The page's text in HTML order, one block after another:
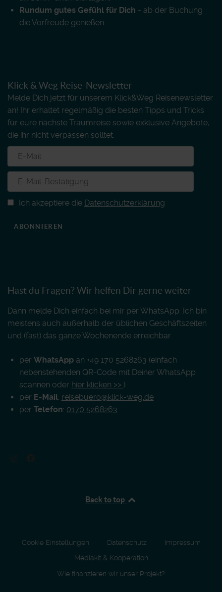
Rundum gutes Gefühl für Dich - ab der Buchung
die Vorfreude genießen
Klick & Weg Reise-Newsletter
Melde Dich jetzt für unserem Klick&Weg Reisenewsletter
an! Ihr erhaltet regelmäßig die besten Tipps und Tricks
für eure nächste Traumreise sowie exklusive Angebote,
die ihr nicht verpassen solltet.
Ich akzeptiere die Datenschutzerklärung
ABONNIEREN
Hast du Fragen? Wir helfen Dir gerne weiter
Dann melde Dich einfach bei mir per WhatsApp. Ich bin
meistens auch außerhalb der üblichen Geschäftszeiten
und (fast) das ganze Wochenende erreichbar.
per WhatsApp an +49 170 5268263 (einfach
nebenstehenden QR-Code mit Deiner WhatsApp
scannen oder hier klicken >> )
per E-Mail: reisebuero@klick-weg.de
per Telefon: 0170 5268263
Back to top
Cookie Einstellungen Datenschutz
Impressum
Mediakit & Kooperation
Wie finanzieren wir unser Projekt?